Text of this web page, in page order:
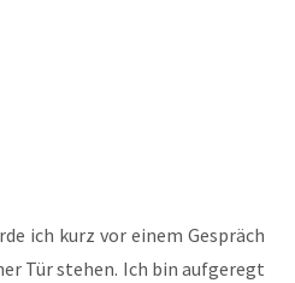
ich kurz vor einem Gespräch
Tür ste­hen. Ich bin auf­ge­regt